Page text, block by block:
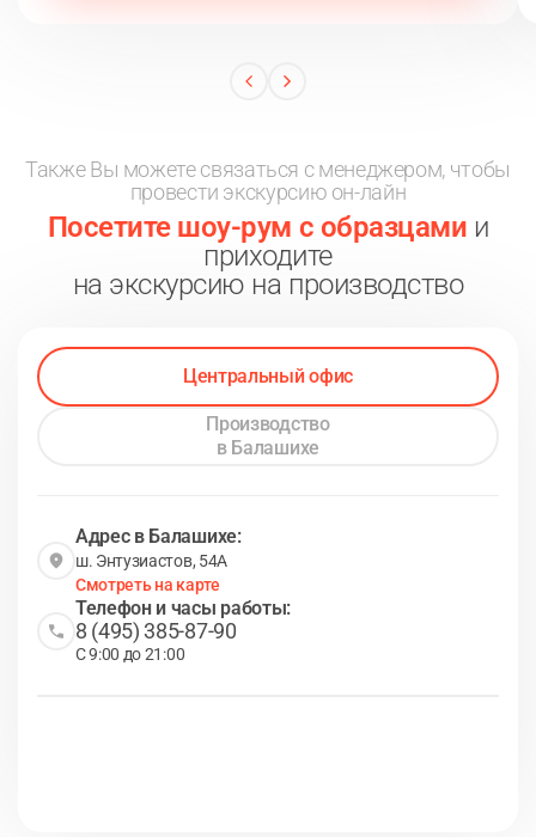
Также Вы можете связаться с менеджером, чтобы
провести экскурсию он-лайн
Посетите шоу-рум с образцами и
приходите
на экскурсию на производство
Центральный офис
Производство
в Балашихе
Адрес в Балашихе:
ш. Энтузиастов, 54А
Смотреть на карте
Телефон и часы работы:
8 (495) 385-87-90
С 9:00 до 21:00